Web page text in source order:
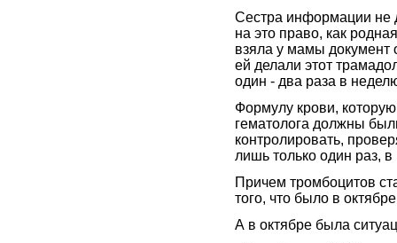
Сестра информации не
на это право, как
взяла у мамы документ
ей делали этот
один - два раза в
Формулу крови,
гематолога должны
контролировать,
лишь только один раз,
Причем тромбоцитов
того, что было в
А в октябре была